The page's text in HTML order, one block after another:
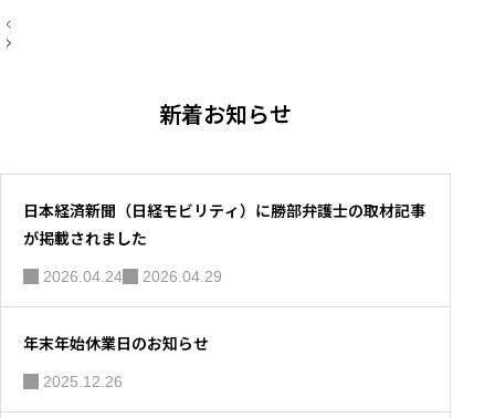
投
稿
新着お知らせ
日本経済新聞（日経モビリティ）に勝部弁護士の取材記事
が掲載されました
2026.04.24 2026.04.29
年末年始休業日のお知らせ
2025.12.26